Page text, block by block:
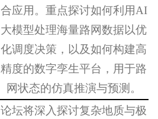
合应用。重点探讨如何利用 AI
大模型处理海量路网数据以优
化调度决策，以及如何构建高
精度的数字孪生平台，用于路
网状态的仿真推演与预测。
论坛将深入探讨复杂地质与极